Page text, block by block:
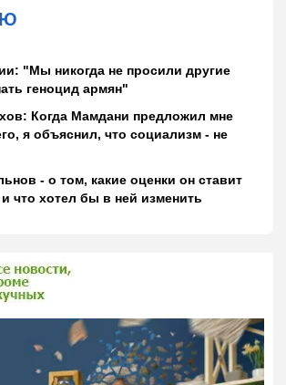
"Мы никогда не просили другие
геноцид армян"
Когда Мамдани предложил мне
я объяснил, что социализм - не
- о том, какие оценки он ставит
что хотел бы в ней изменить